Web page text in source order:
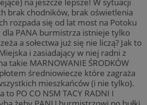
brak chodników, brak oświetlenia
rozpada się od lat most na Potoku
dla PANA burmistrza istnieje tylko
a sołectwa już się nie liczą? Jak to
i zasiadający w niej radni z
takie MARNOWANIE ŚRODKÓW
średniowiecze które zagraża
mieszkańców (i nie tylko).
to PO CO NSM TACY RADNI I